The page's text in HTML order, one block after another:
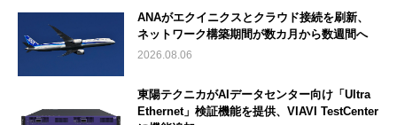
ANAがエクイニクスとクラウド接続を刷新、
ネットワーク構築期間が数カ月から数週間へ
2026.08.06
東陽テクニカがAIデータセンター向け「Ultra
Ethernet」検証機能を提供、VIAVI TestCenter